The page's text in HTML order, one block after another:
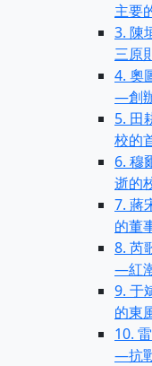
主要
3. 陳
三原
4. 奧
—創
5. 田
校的
6. 穆
逝的
7. 蔣
的董
8. 芮
—紅
9. 于
的東
10.
—抗